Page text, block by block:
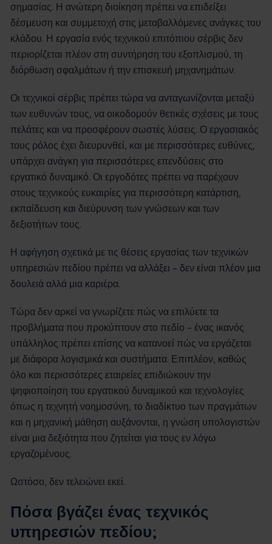
σημασίας. Η ανώτερη διοίκηση πρέπει να επιδείξει
δέσμευση και συμμετοχή στις μεταβαλλόμενες ανάγκες του
κλάδου. Η εργασία ενός τεχνικού επιτόπιου σέρβις δεν
περιορίζεται πλέον στη συντήρηση του εξοπλισμού, τη
διόρθωση σφαλμάτων ή την επισκευή μηχανημάτων.
Οι τεχνικοί σέρβις πρέπει τώρα να ανταγωνίζονται μεταξύ
των ευθυνών τους, να οικοδομούν θετικές σχέσεις με τους
πελάτες και να προσφέρουν σωστές λύσεις. Ο εργασιακός
τους ρόλος έχει διευρυνθεί, και με περισσότερες ευθύνες,
υπάρχει ανάγκη για περισσότερες επενδύσεις στο
εργατικό δυναμικό. Οι εργοδότες πρέπει να παρέχουν
στους τεχνικούς ευκαιρίες για περισσότερη κατάρτιση,
εκπαίδευση και διεύρυνση των γνώσεων και των
δεξιοτήτων τους.
Η αφήγηση σχετικά με τις θέσεις εργασίας των τεχνικών
υπηρεσιών πεδίου πρέπει να αλλάξει – δεν είναι πλέον μια
δουλειά αλλά μια καριέρα.
Τώρα δεν αρκεί να γνωρίζετε πώς να επιλύετε τα
προβλήματα που προκύπτουν στο πεδίο – ένας ικανός
υπάλληλος πρέπει επίσης να κατανοεί πώς να εργάζεται
με διάφορα λογισμικά και συστήματα. Επιπλέον, καθώς
όλο και περισσότερες εταιρείες επιδιώκουν την
ψηφιοποίηση του εργατικού δυναμικού και τεχνολογίες
όπως η τεχνητή νοημοσύνη, το διαδίκτυο των πραγμάτων
και η μηχανική μάθηση αυξάνονται, η γνώση υπολογιστών
είναι μια δεξιότητα που ζητείται για τους εν λόγω
εργαζομένους.
Ωστόσο, δεν τελειώνει εκεί.
Πόσα βγάζει ένας τεχνικός
υπηρεσιών πεδίου;